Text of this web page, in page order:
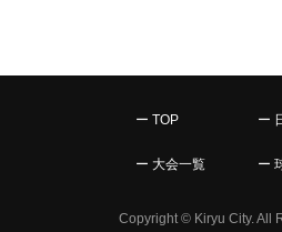
ー TOP ー
ー 大会一覧 ー
Copyright © Kiryu City. All